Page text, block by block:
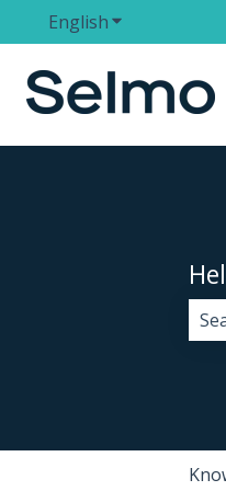
EnglishShow